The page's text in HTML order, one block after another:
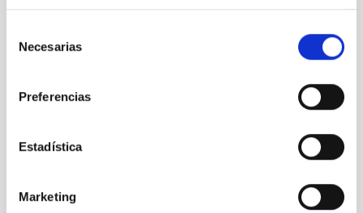
Necesarias
Preferencias
Estadística
Marketing